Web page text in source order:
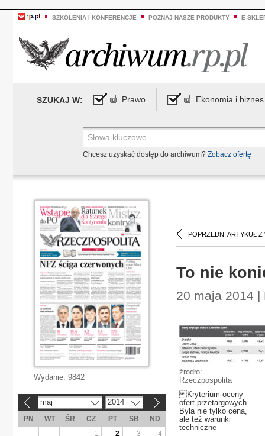
SZKOLENIA I KONFERENCJE POZNAJ NASZE PRODUKTY E-
SZUKAJ W: Prawo Ekonomia i biznes
Chcesz uzyskać dostęp do archiwum? Zobacz ofertę
POPRZEDNI ARTYKUŁ Z
To nie
20 maja 2014 |
źródło:
Rzeczpospolita
Kryterium oceny
ofert przetargowych.
Była nie tylko cena,
ale też warunki
techniczne
Wydanie: 9842
maj 2014
PN WT ŚR CZ PT SB
ND
1
2 3
4